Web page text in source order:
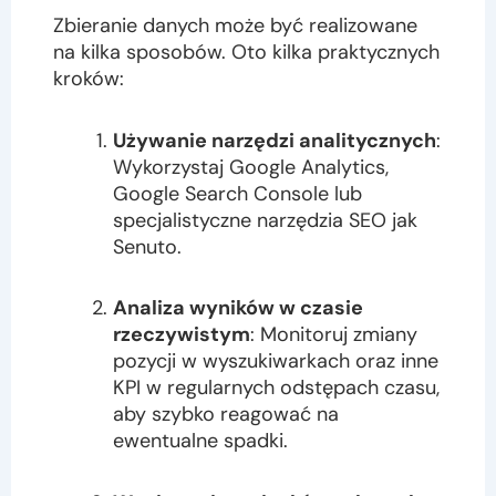
Zbieranie danych może być realizowane
na kilka sposobów. Oto kilka praktycznych
kroków:
Używanie narzędzi analitycznych:
Wykorzystaj Google Analytics,
Google Search Console lub
specjalistyczne narzędzia SEO jak
Senuto.
Analiza wyników w czasie
rzeczywistym: Monitoruj zmiany
pozycji w wyszukiwarkach oraz inne
KPI w regularnych odstępach czasu,
aby szybko reagować na
ewentualne spadki.